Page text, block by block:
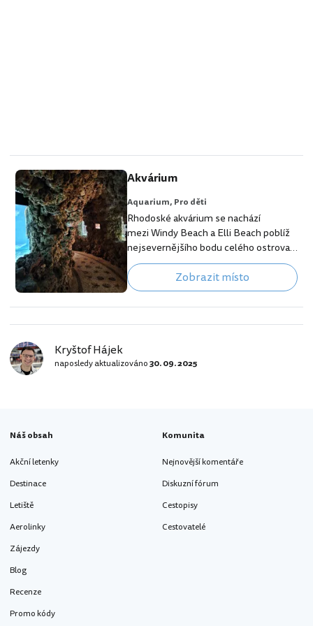
Akvárium
Aquarium, Pro děti
Rhodoské akvárium se nachází
mezi Windy Beach a Elli Beach poblíž
nejsevernějšího bodu celého ostrova.
Stojí za návštěvu? [btn "Zobraz hotely
v centru města Rhodos"
https://www.booking.com/city/gr/rod
os.en.html?aid=355333;label=p-
rhodostown-akvarium] Co uvidíte
a upřímně bychom ho asi doporučili jen
Zobrazit místo
Kryštof Hájek
naposledy aktualizováno30. 09. 2025
Náš obsah
Akční letenky
Destinace
Letiště
Aerolinky
Zájezdy
Blog
Recenze
Promo kódy
Komunita
Nejnovější komentáře
Diskuzní fórum
Cestopisy
Cestovatelé